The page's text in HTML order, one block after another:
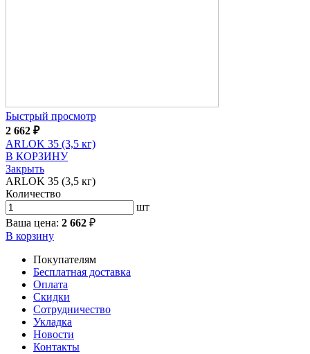
Быстрый просмотр
2 662 ₽
ARLOK 35 (3,5 кг)
В КОРЗИНУ
Закрыть
ARLOK 35 (3,5 кг)
Количество
шт
Ваша цена: 2 662 ₽
В корзину
Покупателям
Бесплатная доставка
Оплата
Скидки
Сотрудничество
Укладка
Новости
Контакты